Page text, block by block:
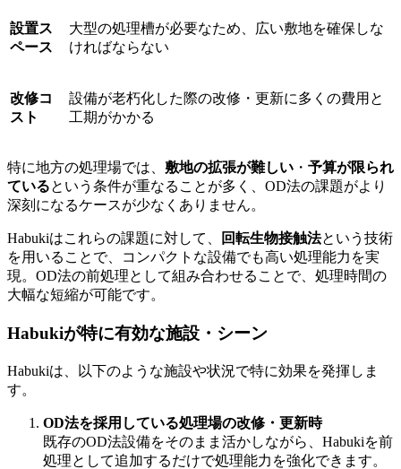
設置ス
ペース
大型の処理槽が必要なため、広い敷地を確保しな
ければならない
改修コ
スト
設備が老朽化した際の改修・更新に多くの費用と
工期がかかる
特に地方の処理場では、 敷地の拡張が難しい ・ 予算が限られ
ているという条件が重なることが多く、OD法の課題がより
深刻になるケースが少なくありません。
Habukiはこれらの課題に対して、 回転生物接触法という技術
を用いることで、コンパクトな設備でも高い処理能力を実
現。OD法の前処理として組み合わせることで、処理時間の
大幅な短縮が可能です。
Habukiが特に有効な施設・シーン
Habukiは、以下のような施設や状況で特に効果を発揮しま
す。
OD法を採用している処理場の改修・更新時
既存のOD法設備をそのまま活かしながら、Habukiを前
処理として追加するだけで処理能力を強化できます。